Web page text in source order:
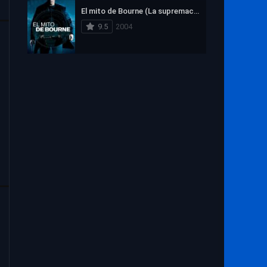
El mito de Bourne (La supremacía Bourne)
9.5
2004